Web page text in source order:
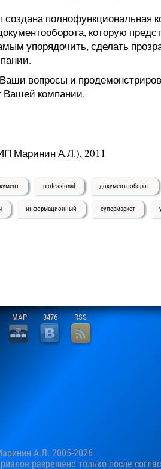
полнофункциональная
которую
упорядочить, сделать
вопросы и
Вашей компании.
Маринин А.Л.), 2011
professional документооборот
информационный супермаркет
MAP 3476 RSS
А.Л. 2005-2026
разрешено только после